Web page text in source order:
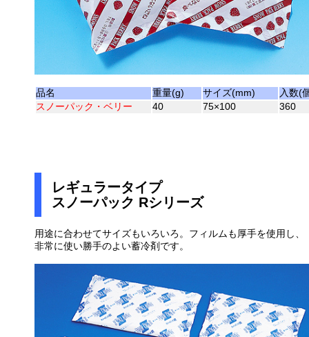
品名 重量(g) サイズ(mm)
入数(
スノーパック・ベリー
40 75×100 360
レギュラータイプ
スノーパック Rシリーズ
用途に合わせてサイズもいろいろ。フィルムも厚手を使用し、
非常に使い勝手のよい蓄冷剤です。